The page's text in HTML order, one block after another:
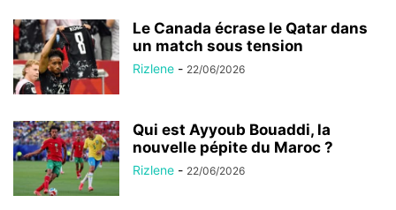
Le Canada écrase le Qatar dans
un match sous tension
Rizlene - 22/06/2026
Qui est Ayyoub Bouaddi, la
nouvelle pépite du Maroc ?
Rizlene - 22/06/2026